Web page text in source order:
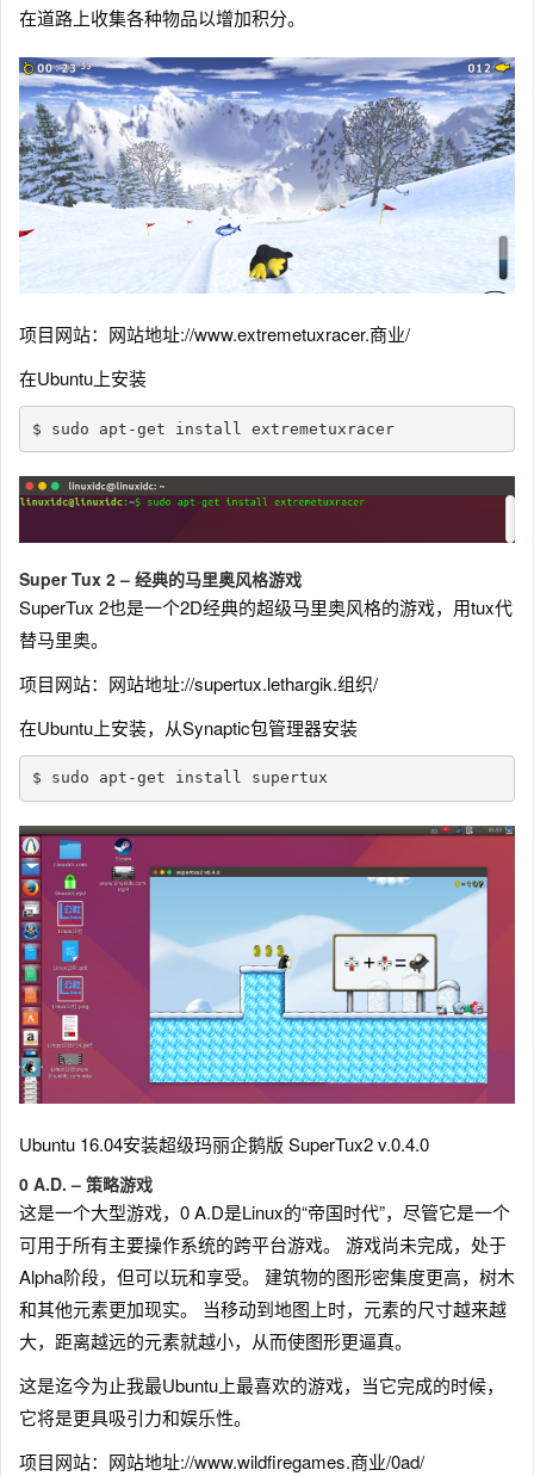
在道路上收集各种物品以增加积分。
项目网站：网站地址://www.extremetuxracer.商业/
在Ubuntu上安装
$ sudo apt-get install extremetuxracer
Super Tux 2 – 经典的马里奥风格游戏
SuperTux 2也是一个2D经典的超级马里奥风格的游戏，用tux代
替马里奥。
项目网站：网站地址://supertux.lethargik.组织/
在Ubuntu上安装，从Synaptic包管理器安装
$ sudo apt-get install supertux
Ubuntu 16.04安装超级玛丽企鹅版 SuperTux2 v.0.4.0
0 A.D. – 策略游戏
这是一个大型游戏，0 A.D是Linux的“帝国时代”，尽管它是一个
可用于所有主要操作系统的跨平台游戏。 游戏尚未完成，处于
Alpha阶段，但可以玩和享受。 建筑物的图形密集度更高，树木
和其他元素更加现实。 当移动到地图上时，元素的尺寸越来越
大，距离越远的元素就越小，从而使图形更逼真。
这是迄今为止我最Ubuntu上最喜欢的游戏，当它完成的时候，
它将是更具吸引力和娱乐性。
项目网站：网站地址://www.wildfiregames.商业/0ad/